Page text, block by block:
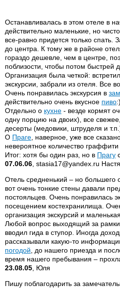
Останавливалась в этом отеле в
действительно маленькие, но
все-равно придется только спать.
до центра. К тому же в районе
гораздо дешевле, чем в центре,
поблизости, чтобы потом быстрей
Организация была четкой:
экскурсии, забрали из отеля. Все
Очень понравилась экскурсия в
действительно очень вкусное пиво:).
Отдельно о кухне - везде кормят
одну порцию на двоих), все
десерты (медовики, штруделя и
О Праге , наверное, уже все
невероятное количество
Итог: хотя бы один раз, но в Прагу
07.06.06 , stasia17@yandex.ru Настя
Отель средненький – но большего
вот очень тонкие стены давали
постояльцев. Очень понравилась
посещением костехранилища.
организация экскурсий и
Любой вопрос выходящий за
вводил гида в ступор. Иногда
рассказывали какую-то
погодой , до нашего приезда и
время нашего пребывания –
23.08.05 , Юля
Пишу поблагодарить за